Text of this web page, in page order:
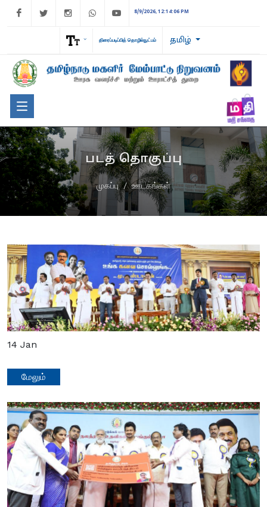
FacebookTwitterInstagramWhatsAppYoutube
8/9/2026, 12:14:06 PM
திரைப்படிப்பித் தொழில்நுட்பம் தமிழ்
படத் தொகுப்பு
முகப்பு ஊடகங்கள்
14 Jan
மேலும்